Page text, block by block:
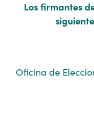
Los firmantes
Oficina de